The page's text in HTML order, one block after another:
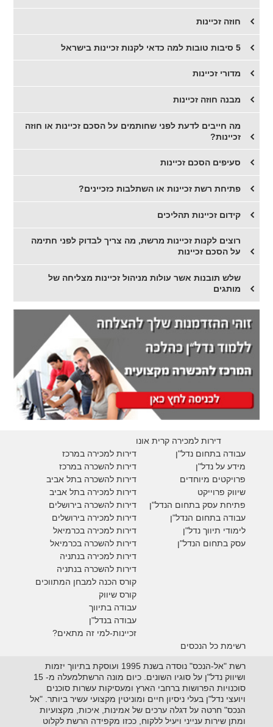
חוזה זכיינות
5 סיבות טובות למה כדאי לקנות זכיינות בישראל
מדורי זכיינות
מבנה חוזה זכיינות
מה חייבים לדעת לפני שחותמים על הסכם זכיינות או חוזה
זכיינות?
סעיפים הסכם זכיינות
פתיחת רשת זכיינות או השתלבות כזכיינים?
קידום זכיינות תהליכים
רוצים לקנות זכיינות מרשת, מה צריך לבדוק לפני חתימה
על הסכם זכיינות
שלש תובנות אשר עולות מניהול זכיינות מצליחה של
מותגים
דירות למכירה קרית אונו
דירות למכירה במרכז
דירות להשכרה במרכז
דירות להשכרה בתל אביב
דירות למכירה בתל אביב
דירות להשכרה בירושלים
דירות למכירה בירושלים
דירות למכירה בכרמיאל
דירות להשכרה בכרמיאל
דירות למכירה בנתניה
דירות להשכרה בנתניה
קורס הכנה למבחן המתווכים
קורס שיווק
עבודה בתיווך
עבודה בנדל"ן
זכיינות-למי זה מתאים?
עבודה בתחום נדל"ן
מידע על נדל"ן
פרויקטים מיוחדים
שיווק פרוייקט
פתיחת עסק בתחום הנדל"ן
עבודה בתחום הנדל"ן
לימודי תיווך נדל"ן
עסק בתחום הנדל"ן
רשימת כל הנכסים
רשת "אל-הנכס" נוסדה בשנת 1995 ועוסקת בתיווך יזמות
ושיווק נדל"ן על סוגיו השונים. כיום מונה הרשתלמעלה מ- 15
סוכנויות הפרושות ברחבי הארץ ומעסיקות עשרות סוכנים
ויועצי נדל"ן בעלי ניסיון חיים ומוניטין מקצועי עשיר ביותר. "אל
הנכס" חרטה על דגלה ערכים של אמינות, איכות, מקצועיות
ומתן שירות ענייני ויעיל ללקוח, ככזו מקפידה הרשת לקלוט